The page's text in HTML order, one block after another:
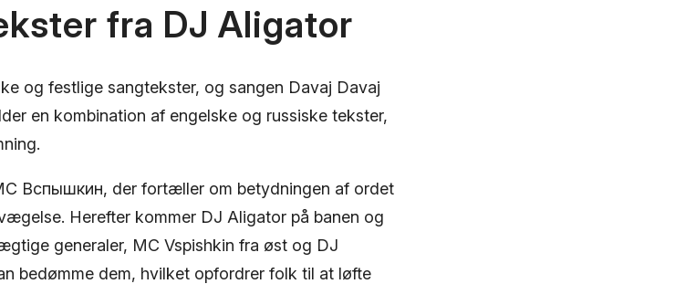
fra DJ Aligator
og festlige sangtekster, og sangen Davaj Davaj
en kombination af engelske og russiske tekster,
Вспышкин, der fortæller om betydningen af ​​ordet
Herefter kommer DJ Aligator på banen og
generaler, MC Vspishkin fra øst og DJ
bedømme dem, hvilket opfordrer folk til at løfte